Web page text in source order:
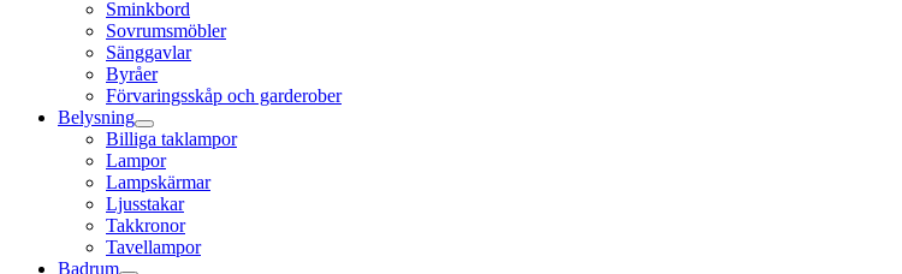
Sminkbord
Sovrumsmöbler
Sänggavlar
Byråer
Förvaringsskåp och garderober
Belysning
Billiga taklampor
Lampor
Lampskärmar
Ljusstakar
Takkronor
Tavellampor
Badrum